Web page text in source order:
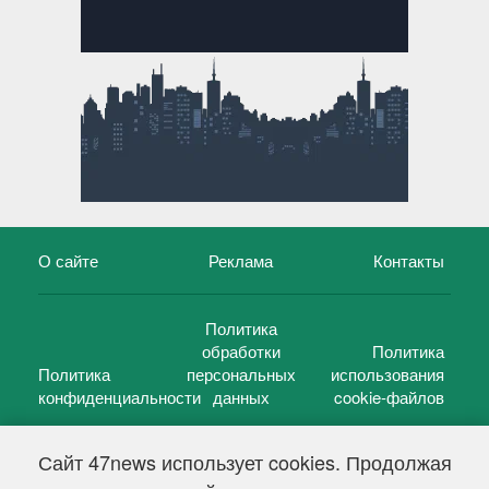
Сайт 47news использует cookies. Продолжая
О сайте Реклама Контакты
Политика
конфиденциальности
Политика
обработки
персональных
данных
Политика
использования
cookie-файлов